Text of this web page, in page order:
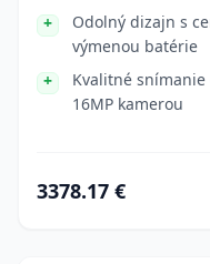
Odolný dizajn s
výmenou batérie
Kvalitné snímanie
16MP kamerou
3378.17 €